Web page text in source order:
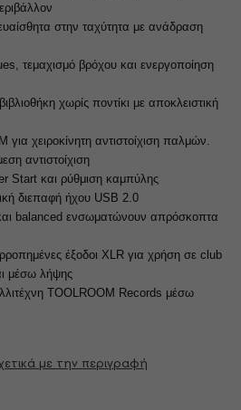
στην ταχύτητα με ανάδραση
τεμαχισμό βρόχου και ενεργοποίηση
χωρίς ποντίκι με αποκλειστική
χειροκίνητη αντιστοίχιση παλμών.
αντιστοίχιση
Start και ρύθμιση καμπύλης
διεπαφή ήχου USB 2.0
balanced ενσωματώνουν απρόσκοπτα
έξοδοι XLR για χρήση σε club
μέσω λήψης
TOOLROOM Records μέσω
με την περιγραφή